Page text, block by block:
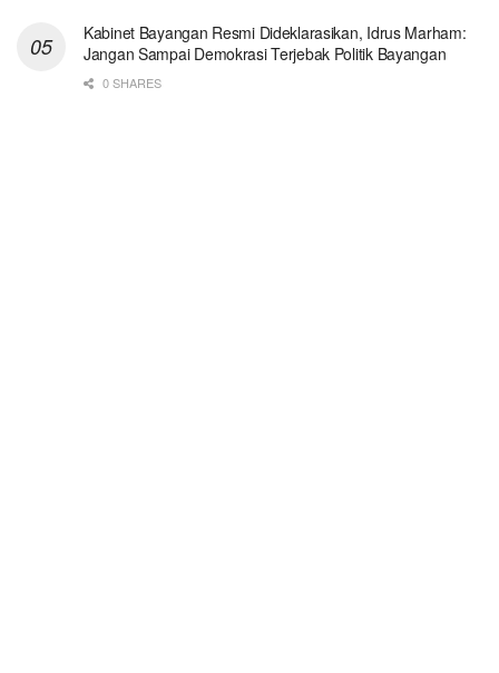
Kabinet Bayangan Resmi Dideklarasikan, Idrus Marham:
Jangan Sampai Demokrasi Terjebak Politik Bayangan
0 SHARES